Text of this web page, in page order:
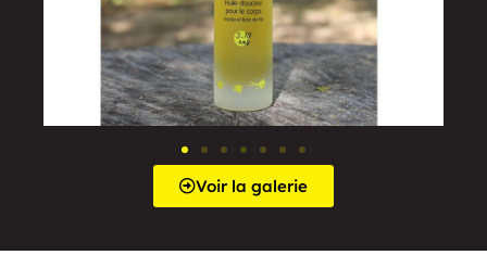
Voir la galerie